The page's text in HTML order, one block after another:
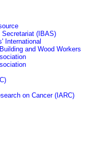
Secretariat (IBAS)
International
and Wood Workers
on Cancer (IARC)